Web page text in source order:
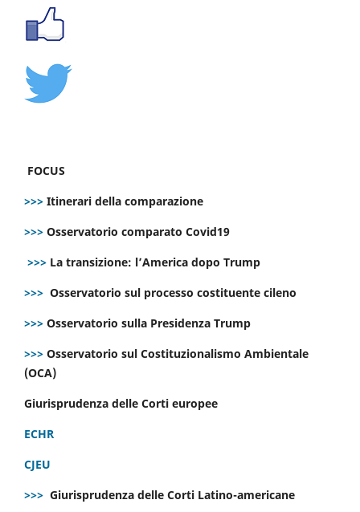
FOCUS
>>> Itinerari della comparazione
>>> Osservatorio comparato Covid19
>>> La transizione: l’America dopo Trump
>>> Osservatorio sul processo costituente cileno
>>> Osservatorio sulla Presidenza Trump
>>> Osservatorio sul Costituzionalismo Ambientale
(OCA)
Giurisprudenza delle Corti europee
ECHR
CJEU
>>> Giurisprudenza delle Corti Latino-americane